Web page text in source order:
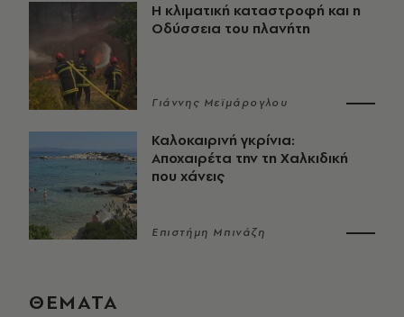
Η κλιματική καταστροφή και η
Οδύσσεια του πλανήτη
Γιάννης Μεϊμάρογλου
Καλοκαιρινή γκρίνια:
Αποχαιρέτα την τη Χαλκιδική
που χάνεις
Επιστήμη Μπινάζη
ΘΕΜΑΤΑ